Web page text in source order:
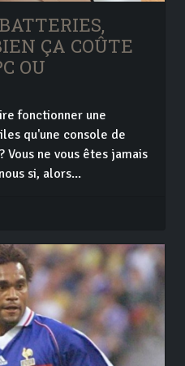
ÇA COÛTE
OU
fonctionner une
qu'une console de
ne vous êtes jamais
si, alors...